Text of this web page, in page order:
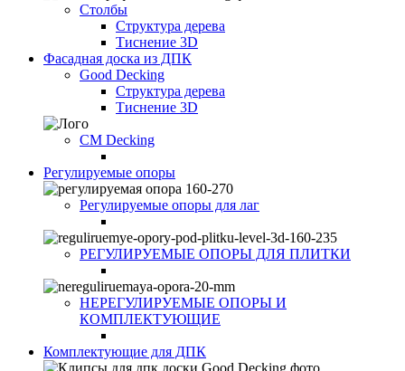
Столбы
Структура дерева
Тиснение 3D
Фасадная доска из ДПК
Good Decking
Структура дерева
Тиснение 3D
CM Decking
Регулируемые опоры
Регулируемые опоры для лаг
РЕГУЛИРУЕМЫЕ ОПОРЫ ДЛЯ ПЛИТКИ
НЕРЕГУЛИРУЕМЫЕ ОПОРЫ И
КОМПЛЕКТУЮЩИЕ
Комплектующие для ДПК